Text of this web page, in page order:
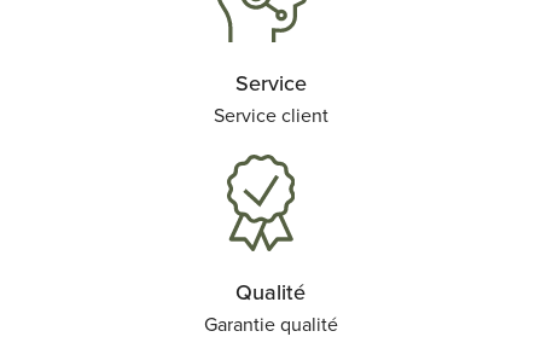
Service
Service client
Qualité
Garantie qualité